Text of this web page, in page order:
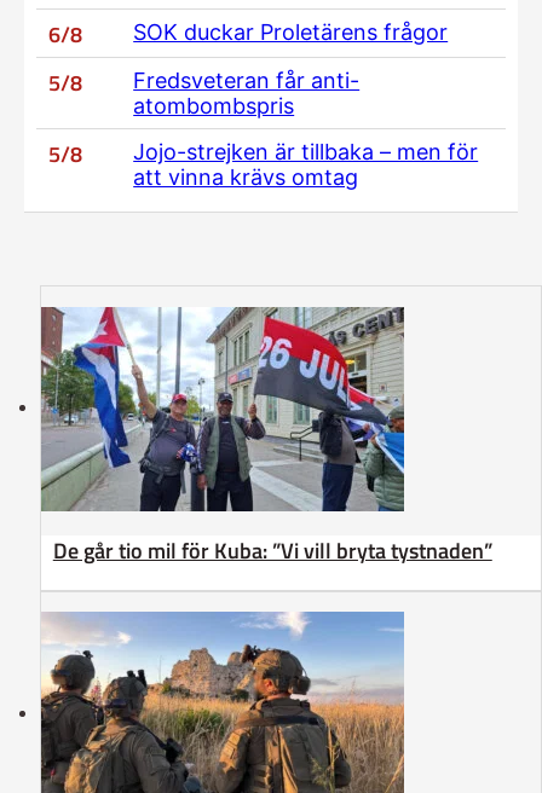
6/8 SOK duckar Proletärens frågor
5/8
Fredsveteran får anti-
atombombspris
5/8
Jojo-strejken är tillbaka – men för
att vinna krävs omtag
De går tio mil för Kuba: ”Vi vill bryta tystnaden”